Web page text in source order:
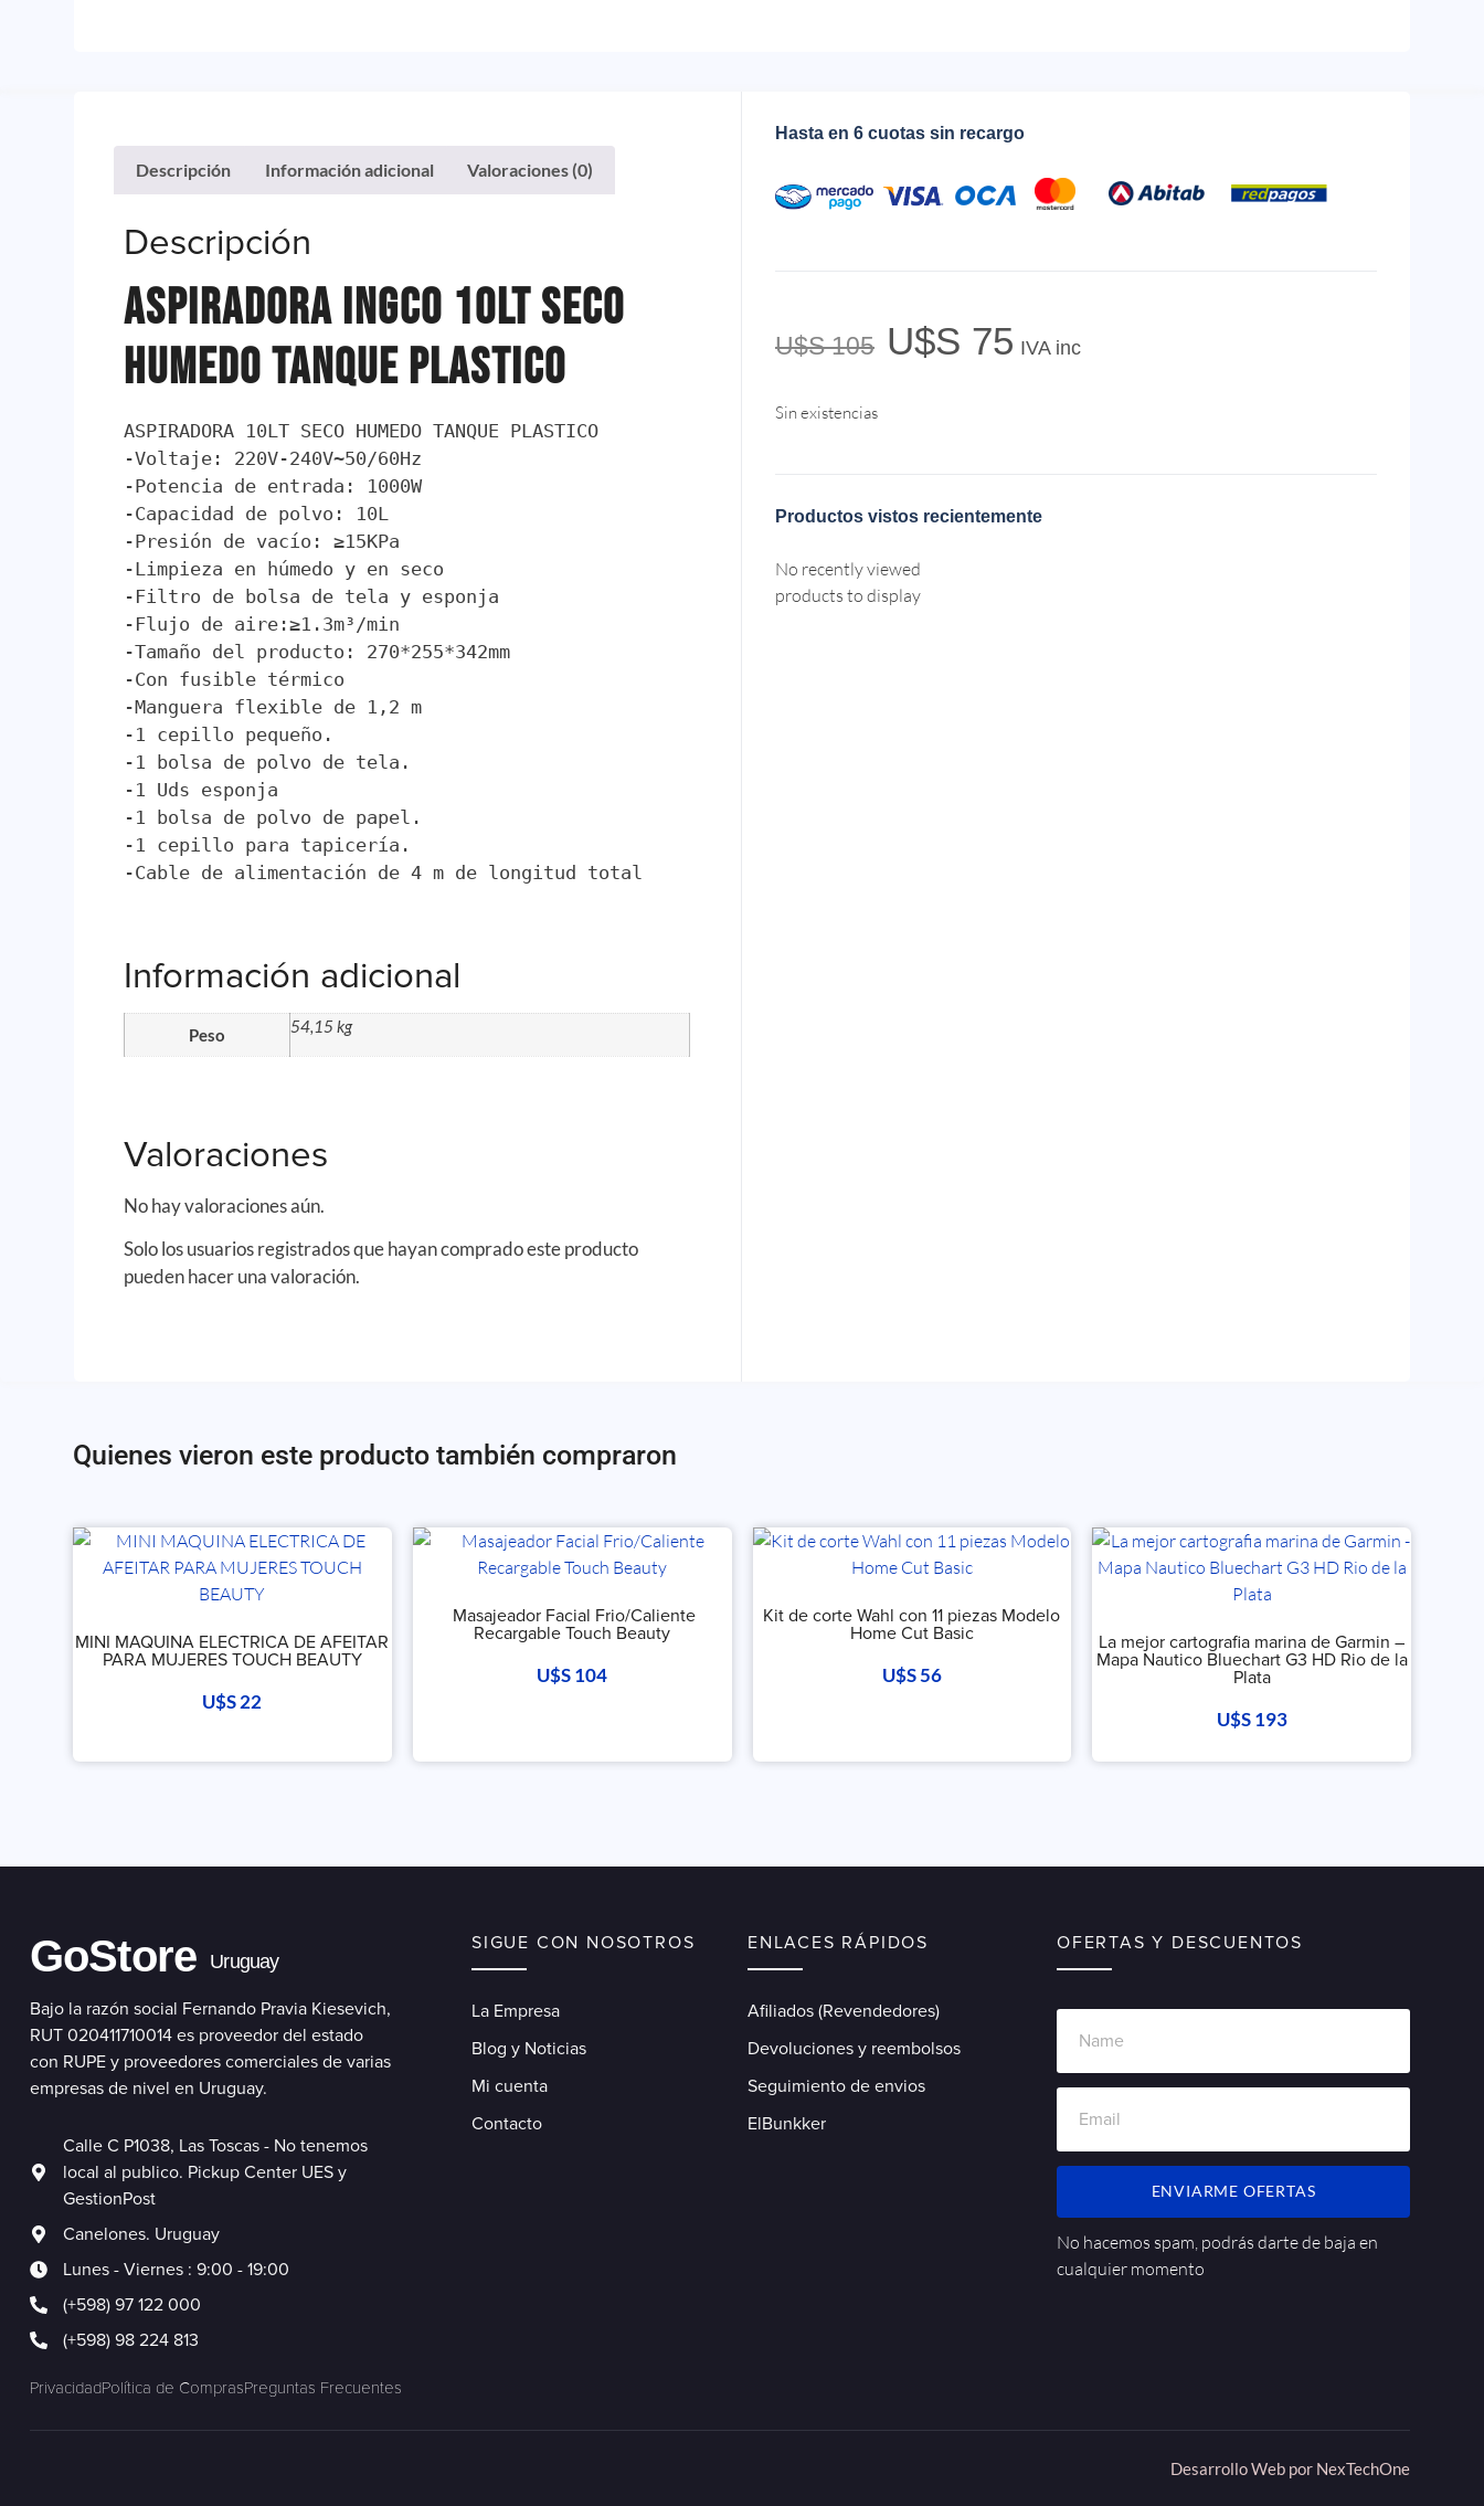
Descripción Información adicional Valoraciones (0)
Descripción
Aspiradora Ingco 10lt Seco
Humedo Tanque Plastico
ASPIRADORA 10LT SECO HUMEDO TANQUE PLASTICO
-Voltaje: 220V-240V~50/60Hz
-Potencia de entrada: 1000W
-Capacidad de polvo: 10L
-Presión de vacío: ≥15KPa
-Limpieza en húmedo y en seco
-Filtro de bolsa de tela y esponja
-Flujo de aire:≥1.3m³/min
-Tamaño del producto: 270*255*342mm
-Con fusible térmico
-Manguera flexible de 1,2 m
-1 cepillo pequeño.
-1 bolsa de polvo de tela.
-1 Uds esponja
-1 bolsa de polvo de papel.
-1 cepillo para tapicería.
-Cable de alimentación de 4 m de longitud total
Información adicional
Peso 54,15 kg
Valoraciones
No hay valoraciones aún.
Solo los usuarios registrados que hayan comprado este producto
pueden hacer una valoración.
Hasta en 6 cuotas sin recargo
U$S105 U$S 75 IVA inc
Sin existencias
Productos vistos recientemente
No recently viewed
products to display
Quienes vieron este producto también compraron
MINI MAQUINA ELECTRICA DE AFEITAR
PARA MUJERES TOUCH BEAUTY
U$S22
Masajeador Facial Frio/Caliente
Recargable Touch Beauty
U$S104
Kit de corte Wahl con 11 piezas Modelo
Home Cut Basic
U$S56
La mejor cartografia marina de Garmin –
Mapa Nautico Bluechart G3 HD Rio de la
Plata
U$S193
GoStore Uruguay
Bajo la razón social Fernando Pravia Kiesevich,
RUT 020411710014 es proveedor del estado
con RUPE y proveedores comerciales de varias
empresas de nivel en Uruguay.
Calle C P1038, Las Toscas - No tenemos
local al publico. Pickup Center UES y
GestionPost
Canelones. Uruguay
Lunes - Viernes : 9:00 - 19:00
(+598) 97 122 000
(+598) 98 224 813
SIGUE CON NOSOTROS
La Empresa
Blog y Noticias
Mi cuenta
Contacto
ENLACES RÁPIDOS
Afiliados (Revendedores)
Devoluciones y reembolsos
Seguimiento de envios
ElBunkker
OFERTAS Y DESCUENTOS
ENVIARME OFERTAS
No hacemos spam, podrás darte de baja en
cualquier momento
PrivacidadPolítica de ComprasPreguntas Frecuentes
Desarrollo Web por NexTechOne